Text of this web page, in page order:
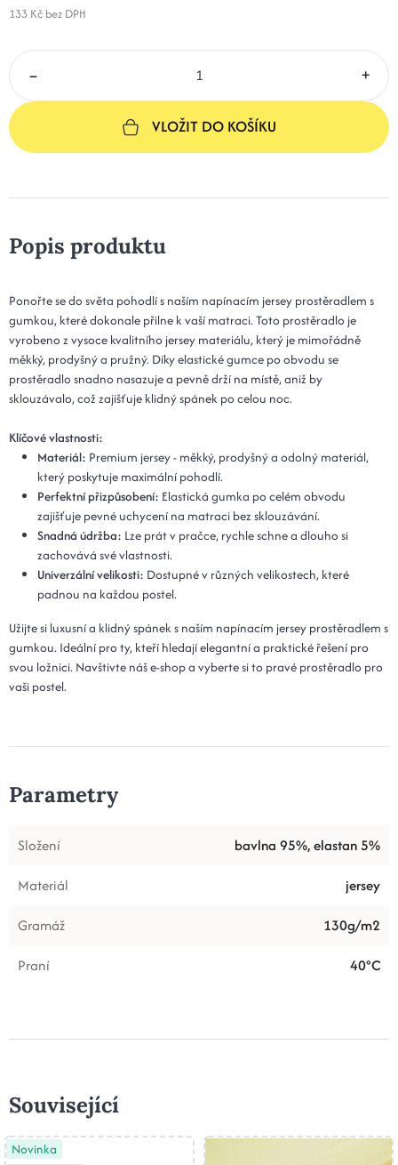
133 Kč bez DPH
– +
VLOŽIT DO KOŠÍKU
Popis produktu
Ponořte se do světa pohodlí s naším napínacím jersey prostěradlem s
gumkou, které dokonale přilne k vaší matraci. Toto prostěradlo je
vyrobeno z vysoce kvalitního jersey materiálu, který je mimořádně
měkký, prodyšný a pružný. Díky elastické gumce po obvodu se
prostěradlo snadno nasazuje a pevně drží na místě, aniž by
sklouzávalo, což zajišťuje klidný spánek po celou noc.
Klíčové vlastnosti:
Materiál: Premium jersey - měkký, prodyšný a odolný materiál,
který poskytuje maximální pohodlí.
Perfektní přizpůsobení: Elastická gumka po celém obvodu
zajišťuje pevné uchycení na matraci bez sklouzávání.
Snadná údržba: Lze prát v pračce, rychle schne a dlouho si
zachovává své vlastnosti.
Univerzální velikosti: Dostupné v různých velikostech, které
padnou na každou postel.
Užijte si luxusní a klidný spánek s naším napínacím jersey prostěradlem s
gumkou. Ideální pro ty, kteří hledají elegantní a praktické řešení pro
svou ložnici. Navštivte náš e-shop a vyberte si to pravé prostěradlo pro
vaši postel.
Parametry
Složení
bavlna 95%, elastan 5%
Materiál
jersey
Gramáž
130g/m2
Praní
40°C
Související
Novinka